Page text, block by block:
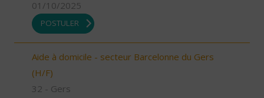
01/10/2025
POSTULER
Aide à domicile - secteur Barcelonne du Gers
(H/F)
32 - Gers